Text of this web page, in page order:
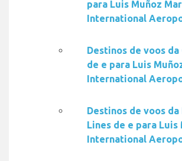
para Luis Muñoz
International
Destinos de voos
de e para Luis
International
Destinos de voos
Lines de e para Luis
International